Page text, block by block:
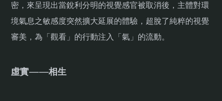
密，來呈現出當銳利分明的視覺感官被取消後，主體對環
境氣息之敏感度突然擴大延展的體驗，超脫了純粹的視覺
審美，為「觀看」的行動注入「氣」的流動。
虛實——相生